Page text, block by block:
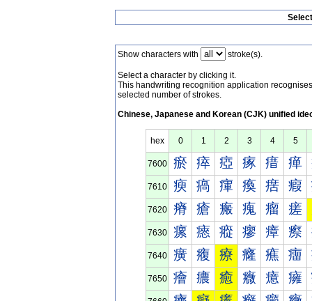
Show characters with stroke(s).
Select a character by clicking it.
This handwriting recognition application
selected number of strokes.
Chinese, Japanese and Korean (CJK) unified
hex 0 1 2 3 4 5
7600 瘀 瘁 瘂 瘃 瘄 瘅
7610 瘐 瘑 瘒 瘓 瘔 瘕
7620 瘠 瘡 瘢 瘣 瘤 瘥
7630 瘰 瘱 瘲 瘳 瘴 瘵
7640 癀 癁 療 癃 癄 癅
7650 癐 癑 癒 癓 癔 癕